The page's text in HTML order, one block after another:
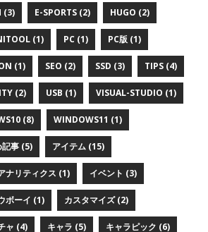
(3) E-SPORTS (2) HUGO (2)
(1) PC (1) PC版 (1)
(1) SEO (2) SSD (3) TIPS (4)
(2) USB (1) VISUAL-STUDIO (1)
(8) WINDOWS11 (1)
記事 (5) アイテム (15)
ナリティクス (1) イベント (3)
ボーイ (1) カスタマイズ (2)
ャ (4) キャラ (5) キャラピック (6)